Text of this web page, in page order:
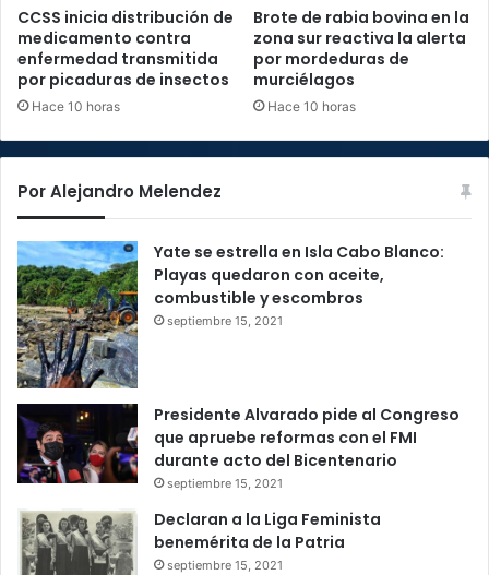
CCSS inicia distribución de
medicamento contra
enfermedad transmitida
por picaduras de insectos
Hace 10 horas
Brote de rabia bovina en la
zona sur reactiva la alerta
por mordeduras de
murciélagos
Hace 10 horas
Por Alejandro Melendez
Yate se estrella en Isla Cabo Blanco:
Playas quedaron con aceite,
combustible y escombros
septiembre 15, 2021
Presidente Alvarado pide al Congreso
que apruebe reformas con el FMI
durante acto del Bicentenario
septiembre 15, 2021
Declaran a la Liga Feminista
benemérita de la Patria
septiembre 15, 2021